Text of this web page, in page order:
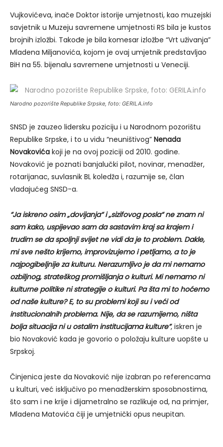
Vujkovićeva, inače Doktor istorije umjetnosti, kao muzejski
savjetnik u Muzeju savremene umjetnosti RS bila je kustos
brojnih izložbi. Takođe je bila komesar izložbe “Vrt uživanja”
Mladena Miljanovića, kojom je ovaj umjetnik predstavljao
BiH na 55. bijenalu savremene umjetnosti u Veneciji.
Narodno pozorište Republike Srpske, foto: GERILA.info
SNSD je zauzeo lidersku poziciju i u Narodnom pozorištu
Republike Srpske, i to u vidu “neuništivog” Nenada
Novakovića koji je na ovoj poziciji od 2010. godine.
Novaković je poznati banjalučki pilot, novinar, menadžer,
rotarijanac, suvlasnik BL koledža i, razumije se, član
vladajućeg SNSD-a.
“Ja iskreno osim „dovijanja“ i „sizifovog posla“ ne znam ni
sam kako, uspijevao sam da sastavim kraj sa krajem i
trudim se da spoljnji svijet ne vidi da je to problem. Dakle,
mi sve nešto krijemo, improvizujemo i petljamo, a to je
najpogibeljnije za kulturu. Nerazumljivo je da mi nemamo
ozbiljnog, strateškog promišljanja o kulturi. Mi nemamo ni
kulturne politike ni strategije o kulturi. Pa šta mi to hoćemo
od naše kulture? E, to su problemi koji su i veći od
institucionalnih problema. Nije, da se razumijemo, ništa
bolja situacija ni u ostalim institucijama kulture”, iskren je
bio Novaković kada je govorio o položaju kulture uopšte u
Srpskoj.
Činjenica jeste da Novaković nije izabran po referencama
u kulturi, već isključivo po menadžerskim sposobnostima,
što sam i ne krije i dijametralno se razlikuje od, na primjer,
Mladena Matovića čiji je umjetnički opus neupitan.